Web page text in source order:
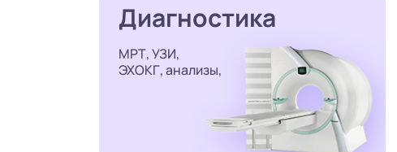
Диагностика
МРТ, УЗИ,
ЭХОКГ, анализы,